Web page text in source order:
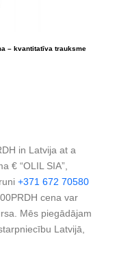
– kvantitatīva trauksme
in Latvija at a
€ “OLIL SIA”,
+371 672 70580
cena var
Mēs piegādājam
Latvijā,